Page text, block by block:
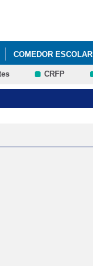
COMEDOR ESCOLAR
CRFP